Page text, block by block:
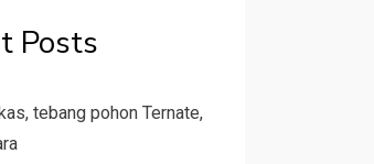
Posts
tebang pohon Ternate,